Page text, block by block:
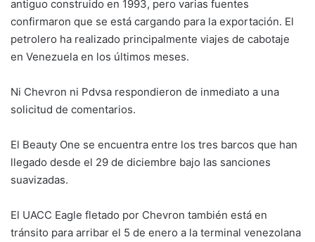
antiguo construido en 1993, pero varias fuentes
confirmaron que se está cargando para la exportación. El
petrolero ha realizado principalmente viajes de cabotaje
en Venezuela en los últimos meses.
Ni Chevron ni Pdvsa respondieron de inmediato a una
solicitud de comentarios.
El Beauty One se encuentra entre los tres barcos que han
llegado desde el 29 de diciembre bajo las sanciones
suavizadas.
El UACC Eagle fletado por Chevron también está en
tránsito para arribar el 5 de enero a la terminal venezolana